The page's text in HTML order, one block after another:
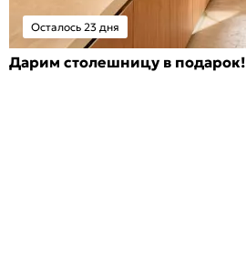
Осталось 23 дня
Дарим столешницу в подарок!